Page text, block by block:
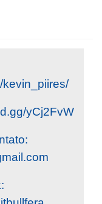
kevin_piires/
yCj2FvW